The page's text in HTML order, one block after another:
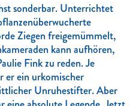
sonderbar. Unterrichtet
Ziegen freigemümmelt,
kann aufhören,
Fink zu reden. Je
er ein urkomischer
Unruhestifter. Aber